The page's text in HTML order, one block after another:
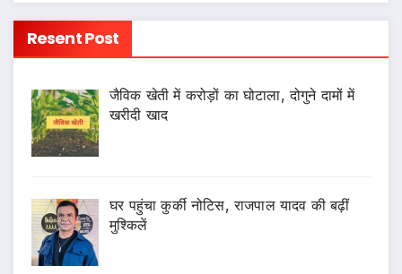
Resent Post
जैविक खेती में करोड़ों का घोटाला, दोगुने दामों में
खरीदी खाद
घर पहुंचा कुर्की नोटिस, राजपाल यादव की बढ़ीं
मुश्किलें